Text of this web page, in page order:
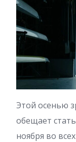
Этой осенью
обещает
ноября во